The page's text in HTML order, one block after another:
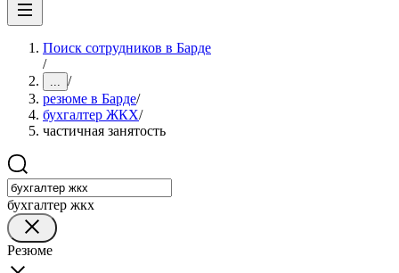
Поиск сотрудников в Барде
/
... /
резюме в Барде/
бухгалтер ЖКХ/
частичная занятость
бухгалтер жкх
Резюме